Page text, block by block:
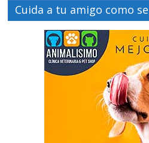
Cuida a tu amigo como